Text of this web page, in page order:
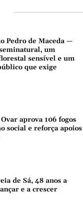
Pedro de Maceda —
um
sensível e um
que exige
aprova 106 fogos
social e reforça apoios
de Sá, 48 anos a
e a crescer